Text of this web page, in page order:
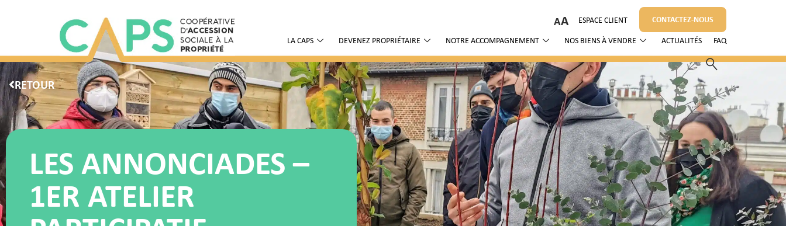
ESPACE CLIENT CONTACTEZ-NOUS
LA CAPS DEVENEZ PROPRIÉTAIRE NOTRE ACCOMPAGNEMENT NOS BIENS À VENDRE ACTUALITÉS FAQ
RETOUR
LES ANNONCIADES –
1ER ATELIER
A